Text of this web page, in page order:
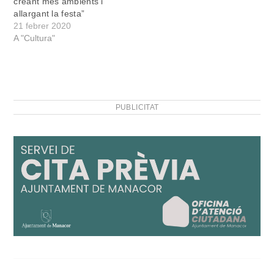
allargant la festa”
21 febrer 2020
A "Cultura"
PUBLICITAT